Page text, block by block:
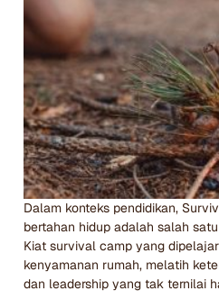
Dalam konteks pendidikan,
bertahan hidup adalah salah
Kiat survival camp yang
kenyamanan rumah, melatih
dan leadership yang tak ternilai